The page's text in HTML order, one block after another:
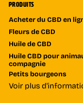
PRODUITS
Acheter du CBD en
Fleurs de CBD
Huile de CBD
Huile CBD pour
compagnie
Petits bourgeons
Voir plus